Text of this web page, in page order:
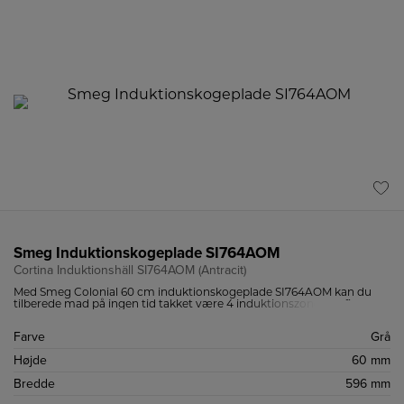
Smeg Induktionskogeplade SI764AOM
Cortina Induktionshäll SI764AOM (Antracit)
Med Smeg Colonial 60 cm induktionskogeplade SI764AOM kan du
tilberede mad på ingen tid takket være 4 induktionszoner og flere
Farve
Grå
Højde
60 mm
Bredde
596 mm